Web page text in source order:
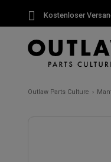
Kostenloser
Outlaw Parts Culture